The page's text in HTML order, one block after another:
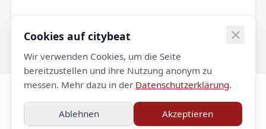
Noch keine Kommentare.
© 2026 citybeat. Alle Rechte vorbehalten.
Impressum
Datenschutz Kontakt
Cookies auf citybeat
Wir verwenden Cookies, um die Seite
bereitzustellen und ihre Nutzung anonym zu
messen. Mehr dazu in der Datenschutzerklärung.
Ablehnen Akzeptieren